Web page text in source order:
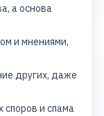
а основа
и мнениями,
других, даже
споров и спама